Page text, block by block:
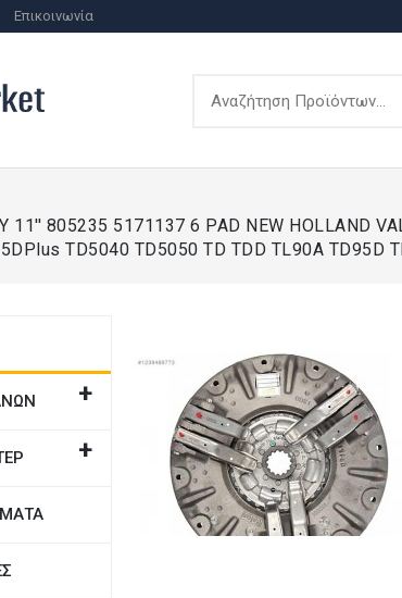
Επικοινωνία
805235 5171137 6 PAD NEW HOLLAND
TD5040 TD5050 TD TDD TL90A